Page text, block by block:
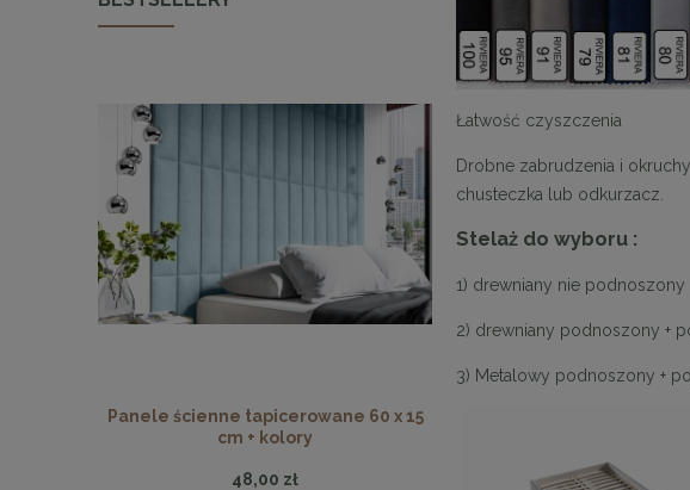
Panele ścienne tapicerowane 60 x 15
cm + kolory
48,00 zł 48,00 zł
Łatwość czyszczenia
Drobne zabrudzenia i
chusteczka lub odkurzacz.
Stelaż do wyboru :
1) drewniany nie podnoszony
2) drewniany podnoszony +
3) Metalowy podnoszony +